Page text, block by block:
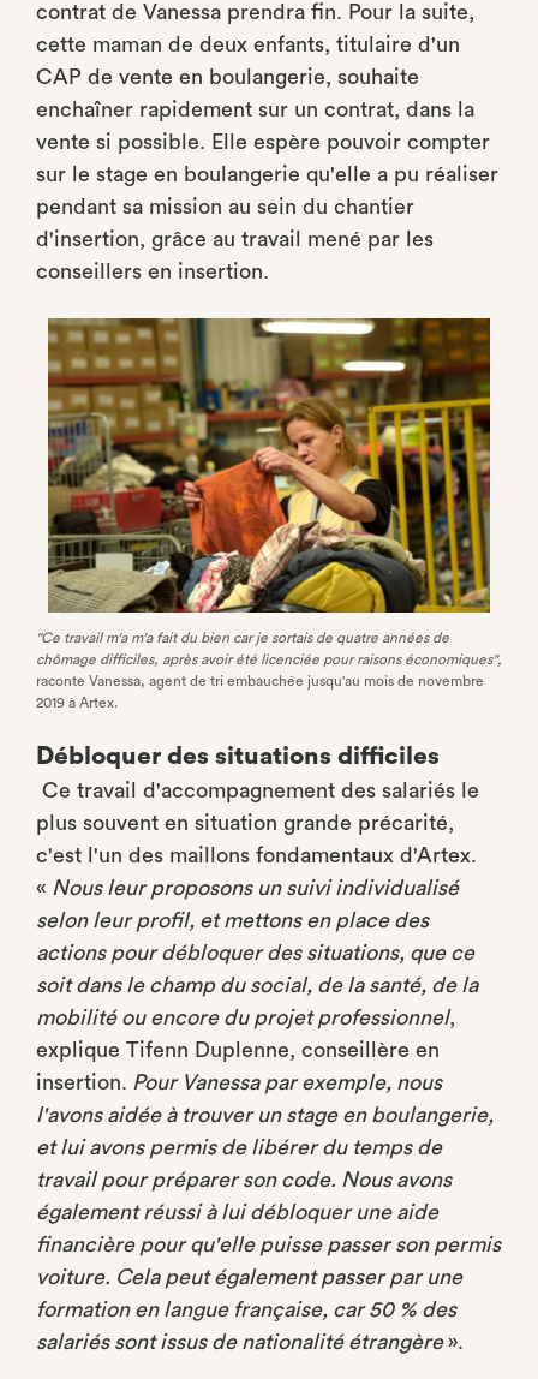
contrat de Vanessa prendra fin. Pour la suite,
cette maman de deux enfants, titulaire d'un
CAP de vente en boulangerie, souhaite
enchaîner rapidement sur un contrat, dans la
vente si possible. Elle espère pouvoir compter
sur le stage en boulangerie qu'elle a pu réaliser
pendant sa mission au sein du chantier
d'insertion, grâce au travail mené par les
conseillers en insertion.
"Ce travail m'a m'a fait du bien car je sortais de quatre années de
chômage difficiles, après avoir été licenciée pour raisons économiques",
raconte Vanessa, agent de tri embauchée jusqu'au mois de novembre
2019 à Artex.
Débloquer des situations difficiles
Ce travail d'accompagnement des salariés le
plus souvent en situation grande précarité,
c'est l'un des maillons fondamentaux d'Artex.
« Nous leur proposons un suivi individualisé
selon leur profil, et mettons en place des
actions pour débloquer des situations, que ce
soit dans le champ du social, de la santé, de la
mobilité ou encore du projet professionnel,
explique Tifenn Duplenne, conseillère en
insertion. Pour Vanessa par exemple, nous
l'avons aidée à trouver un stage en boulangerie,
et lui avons permis de libérer du temps de
travail pour préparer son code. Nous avons
également réussi à lui débloquer une aide
financière pour qu'elle puisse passer son permis
voiture. Cela peut également passer par une
formation en langue française, car 50 % des
salariés sont issus de nationalité étrangère».